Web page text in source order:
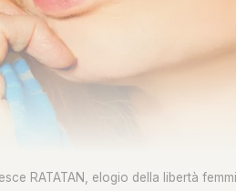
RATATAN, elogio della libertà